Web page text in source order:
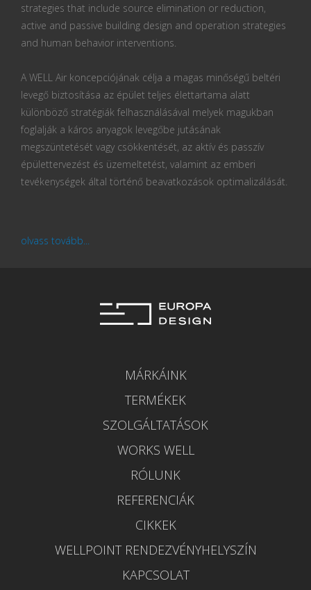
strategies that include source elimination or reduction,
active and passive building design and operation strategies
and human behavior interventions.
A WELL Air koncepciójának célja a magas minőségű beltéri
levegő biztosítása az épület teljes élettartama alatt
különböző stratégiák felhasználásával melyek magukban
foglalják a káros anyagok levegőbe jutásának
megszüntetését vagy csökkentését, az aktív és passzív
épülettervezést és üzemeltetést, valamint az emberi
tevékenységek által történő beavatkozások optimalizálását.
olvass tovább...
MÁRKÁINK
TERMÉKEK
SZOLGÁLTATÁSOK
WORKS WELL
RÓLUNK
REFERENCIÁK
CIKKEK
WELLPOINT RENDEZVÉNYHELYSZÍN
KAPCSOLAT